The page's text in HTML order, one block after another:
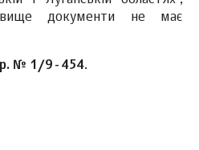
вище документи не має
р. № 1/9-454.